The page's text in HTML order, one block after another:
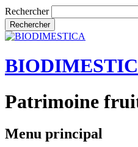
Rechercher
Patrimoine
Menu principal